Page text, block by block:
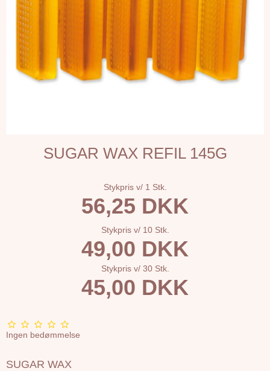
SUGAR WAX REFIL 145G
Stykpris v/ 1 Stk.
56,25 DKK
Stykpris v/ 10 Stk.
49,00 DKK
Stykpris v/ 30 Stk.
45,00 DKK
Ingen bedømmelse
SUGAR WAX